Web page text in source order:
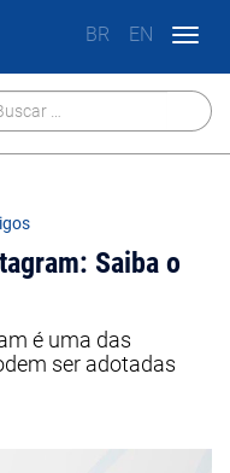
BR EN
Saiba o
é uma das
ser adotadas